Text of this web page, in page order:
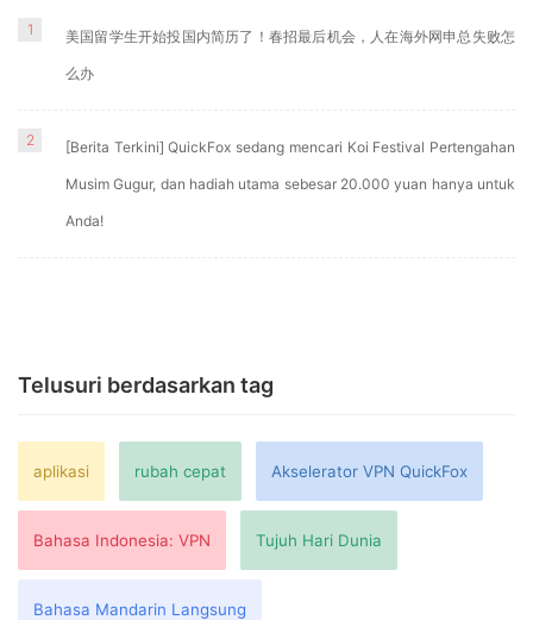
1 美国留学生开始投国内简历了！春招最后机会，人在海外网申总失败怎
么办
2 [Berita Terkini] QuickFox sedang mencari Koi Festival Pertengahan
Musim Gugur, dan hadiah utama sebesar 20.000 yuan hanya untuk
Anda!
Telusuri berdasarkan tag
aplikasi rubah cepat Akselerator VPN QuickFox
Bahasa Indonesia: VPN Tujuh Hari Dunia
Bahasa Mandarin Langsung